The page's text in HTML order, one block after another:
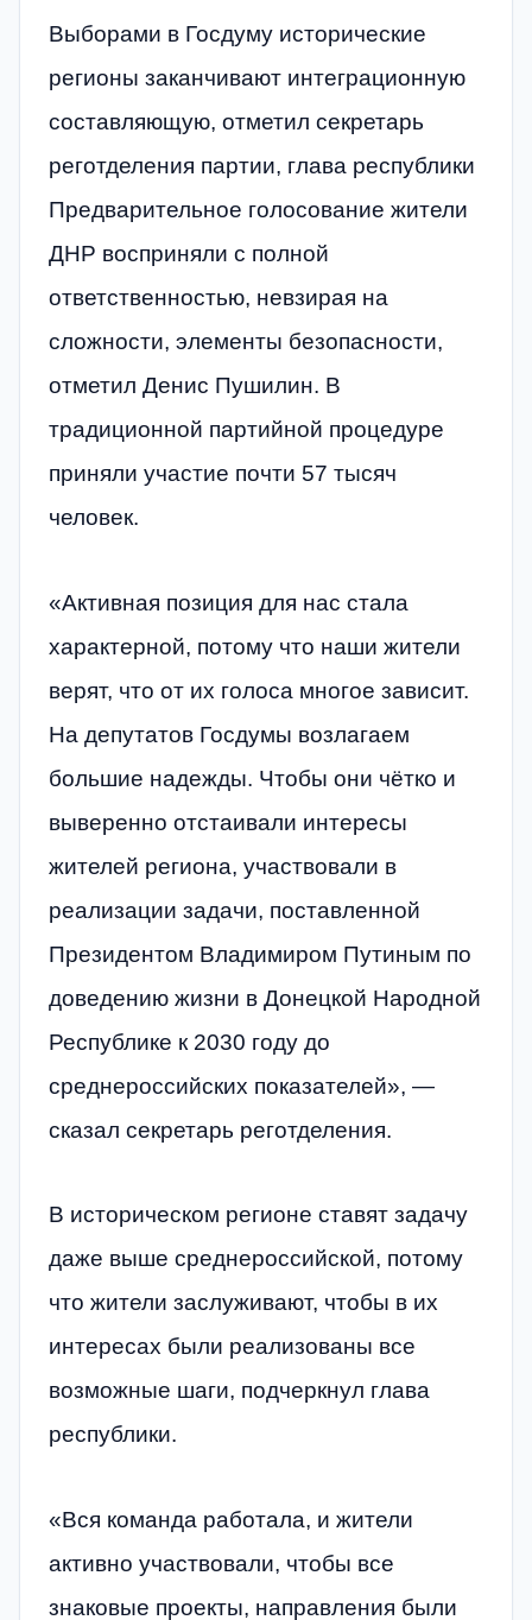
Выборами в Госдуму исторические
регионы заканчивают интеграционную
составляющую, отметил секретарь
реготделения партии, глава республики
Предварительное голосование жители
ДНР восприняли с полной
ответственностью, невзирая на
сложности, элементы безопасности,
отметил Денис Пушилин. В
традиционной партийной процедуре
приняли участие почти 57 тысяч
человек.
«Активная позиция для нас стала
характерной, потому что наши жители
верят, что от их голоса многое зависит.
На депутатов Госдумы возлагаем
большие надежды. Чтобы они чётко и
выверенно отстаивали интересы
жителей региона, участвовали в
реализации задачи, поставленной
Президентом Владимиром Путиным по
доведению жизни в Донецкой Народной
Республике к 2030 году до
среднероссийских показателей», —
сказал секретарь реготделения.
В историческом регионе ставят задачу
даже выше среднероссийской, потому
что жители заслуживают, чтобы в их
интересах были реализованы все
возможные шаги, подчеркнул глава
республики.
«Вся команда работала, и жители
активно участвовали, чтобы все
знаковые проекты, направления были